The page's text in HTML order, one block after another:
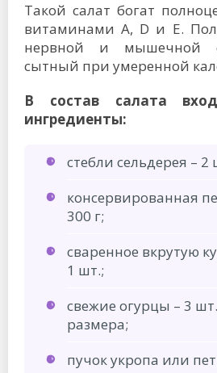
Такой салат богат
витаминами А, D и Е.
нервной и мышечной
сытный при умеренной
В состав салата
ингредиенты:
стебли сельдерея – 2
консервированная
300 г;
сваренное вкрутую
1 шт.;
свежие огурцы – 3
размера;
пучок укропа или